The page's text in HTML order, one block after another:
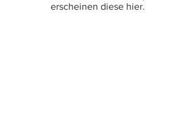
erscheinen diese hier.